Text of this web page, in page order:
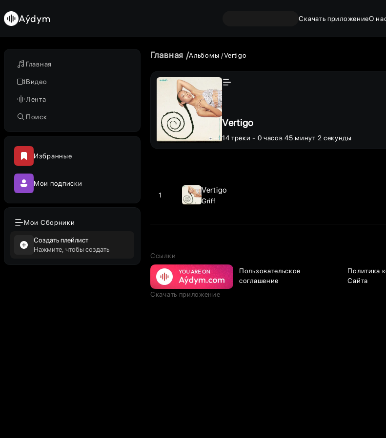
Главная
Видео
Лента
Поиск
Избранные
Мои подписки
Мои Сборники
Создать плейлист
Нажмите, чтобы создать
Aýdym Скачать приложениеО
Главная Альбомы Vertigo
Vertigo
14 треки - 0 часов 45 минут 2 секунды
1
Vertigo
Griff
Ссылки
Пользовательское
соглашение
Политика
Сайта
Скачать приложение